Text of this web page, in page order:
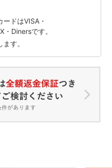
ドはVISA・
Dinersです。
す。